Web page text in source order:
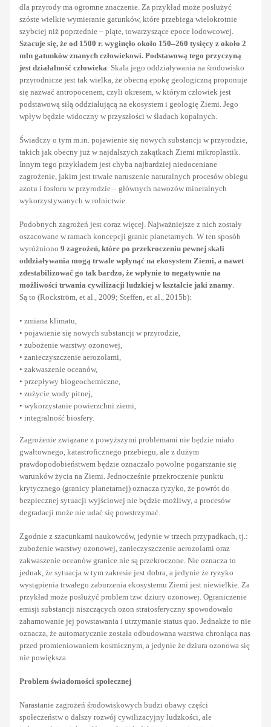
dla przyrody ma ogromne znaczenie. Za przykład może posłużyć
szóste wielkie wymieranie gatunków, które przebiega wielokrotnie
szybciej niż poprzednie – piąte, towarzyszące epoce lodowcowej.
Szacuje się, że od 1500 r. wyginęło około 150–260 tysięcy z około 2
mln gatunków znanych człowiekowi. Podstawową tego przyczyną
jest działalność człowieka . Skala jego oddziaływania na środowisko
przyrodnicze jest tak wielka, że obecną epokę geologiczną proponuje
się nazwać antropocenem, czyli okresem, w którym człowiek jest
podstawową siłą oddziałującą na ekosystem i geologię Ziemi. Jego
wpływ będzie widoczny w przyszłości w śladach kopalnych.
Świadczy o tym m.in. pojawienie się nowych substancji w przyrodzie,
takich jak obecny już w najdalszych zakątkach Ziemi mikroplastik.
Innym tego przykładem jest chyba najbardziej niedoceniane
zagrożenie, jakim jest trwałe naruszenie naturalnych procesów obiegu
azotu i fosforu w przyrodzie – głównych nawozów mineralnych
wykorzystywanych w rolnictwie.
Podobnych zagrożeń jest coraz więcej. Najważniejsze z nich zostały
oszacowane w ramach koncepcji granic planetarnych. W ten sposób
wyróżniono 9 zagrożeń, które po przekroczeniu pewnej skali
oddziaływania mogą trwale wpłynąć na ekosystem Ziemi, a nawet
zdestabilizować go tak bardzo, że wpłynie to negatywnie na
możliwości trwania cywilizacji ludzkiej w kształcie jaki znamy
Są to (Rockström, et al., 2009; Steffen, et al., 2015b):
• zmiana klimatu,
• pojawienie się nowych substancji w przyrodzie,
• zubożenie warstwy ozonowej,
• zanieczyszczenie aerozolami,
• zakwaszenie oceanów,
• przepływy biogeochemiczne,
• zużycie wody pitnej,
• wykorzystanie powierzchni ziemi,
• integralność biosfery.
Zagrożenie związane z powyższymi problemami nie będzie miało
gwałtownego, katastroficznego przebiegu, ale z dużym
prawdopodobieństwem będzie oznaczało powolne pogarszanie się
warunków życia na Ziemi. Jednocześnie przekroczenie punktu
krytycznego (granicy planetarnej) oznacza ryzyko, że powrót do
bezpiecznej sytuacji wyjściowej nie będzie możliwy, a procesów
degradacji może nie udać się powstrzymać.
Zgodnie z szacunkami naukowców, jedynie w trzech przypadkach, tj.:
zubożenie warstwy ozonowej, zanieczyszczenie aerozolami oraz
zakwaszenie oceanów granice nie są przekroczone. Nie oznacza to
jednak, że sytuacja w tym zakresie jest dobra, a jedynie że ryzyko
wystąpienia trwałego zaburzenia ekosystemu Ziemi jest niewielkie. Za
przykład może posłużyć problem tzw. dziury ozonowej. Ograniczenie
emisji substancji niszczących ozon stratosferyczny spowodowało
zahamowanie jej powstawania i utrzymanie status quo. Jednakże to nie
oznacza, że automatycznie została odbudowana warstwa chroniąca nas
przed promieniowaniem kosmicznym, a jedynie że dziura ozonowa się
nie powiększa.
Problem świadomości społecznej
Narastanie zagrożeń środowiskowych budzi obawy części
społeczeństw o dalszy rozwój cywilizacyjny ludzkości, ale